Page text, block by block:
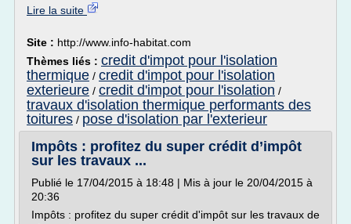
Lire la suite
Site : http://www.info-habitat.com
Thèmes liés : credit d'impot pour l'isolation
thermique / credit d'impot pour l'isolation
exterieure / credit d'impot pour l'isolation /
travaux d'isolation thermique performants des
toitures / pose d'isolation par l'exterieur
Impôts : profitez du super crédit d’impôt
sur les travaux ...
Publié le 17/04/2015 à 18:48 | Mis à jour le 20/04/2015 à
20:36
Impôts : profitez du super crédit d'impôt sur les travaux de